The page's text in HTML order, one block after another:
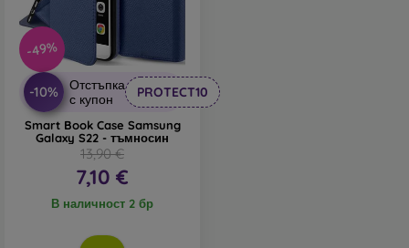
-49%
-10%
Отстъпка
с купон
PROTECT10
Smart Book Case Samsung
Galaxy S22 - тъмносин
13,90 €
7,10 €
В наличност 2 бр